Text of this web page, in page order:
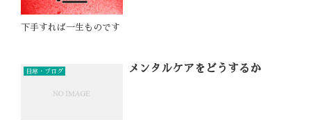
下手すれば一生ものです
日常・ブログ メンタルケアをどうするか